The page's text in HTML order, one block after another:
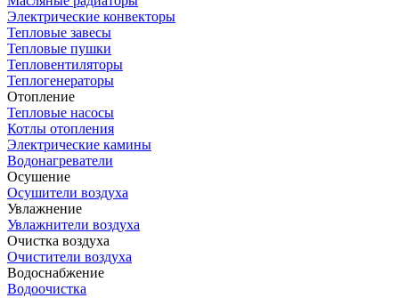
Электрические конвекторы
Тепловые завесы
Тепловые пушки
Тепловентиляторы
Теплогенераторы
Отопление
Тепловые насосы
Котлы отопления
Электрические камины
Водонагреватели
Осушение
Осушители воздуха
Увлажнение
Увлажнители воздуха
Очистка воздуха
Очистители воздуха
Водоснабжение
Водоочистка